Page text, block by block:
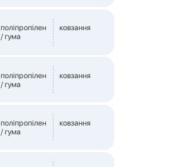
поліпропілен
/ гума
ковзання
поліпропілен
/ гума
ковзання
поліпропілен
/ гума
ковзання